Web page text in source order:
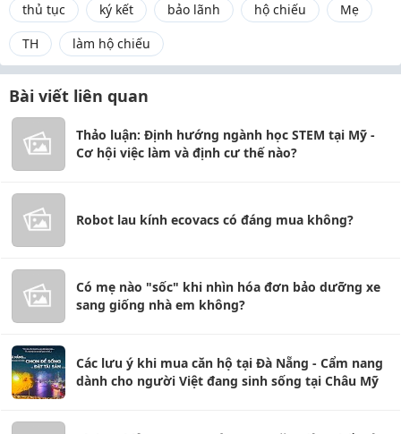
thủ tục
ký kết bảo lãnh hộ chiếu
Mẹ
TH
làm hộ chiếu
Bài viết liên quan
Thảo luận: Định hướng ngành học STEM tại Mỹ -
Cơ hội việc làm và định cư thế nào?
Robot lau kính ecovacs có đáng mua không?
Có mẹ nào "sốc" khi nhìn hóa đơn bảo dưỡng xe
sang giống nhà em không?
Các lưu ý khi mua căn hộ tại Đà Nẵng - Cẩm nang
dành cho người Việt đang sinh sống tại Châu Mỹ